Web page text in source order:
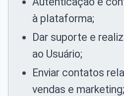
à plataforma;
Dar suporte e
ao Usuário;
Enviar contatos
vendas e marketing;